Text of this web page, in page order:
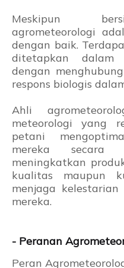
Meskipun
agrometeorologi
dengan baik.
ditetapkan
dengan
respons biologis
Ahli
meteorologi yang
petani
mereka
meningkatkan
kualitas maupun
menjaga
mereka.
- Peranan
Peran